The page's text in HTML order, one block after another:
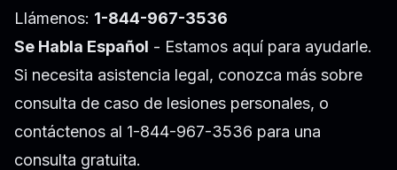
Llámenos: 1-844-967-3536
Se Habla Español - Estamos aquí para ayudarle.
Si necesita asistencia legal, conozca más sobre
consulta de caso de lesiones personales, o
contáctenos al 1-844-967-3536 para una
consulta gratuita.